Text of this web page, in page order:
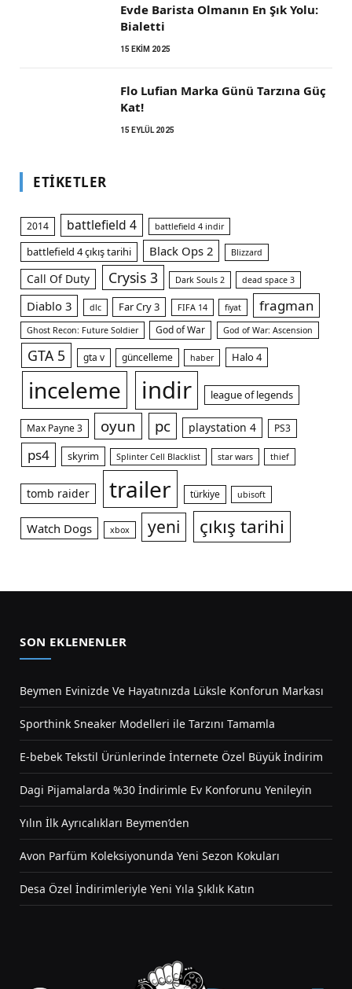
Evde Barista Olmanın En Şık Yolu:
Bialetti
15 EKIM 2025
Flo Lufian Marka Günü Tarzına Güç
Kat!
15 EYLÜL 2025
ETIKETLER
2014 battlefield 4 battlefield 4 indir
battlefield 4 çıkış tarihi Black Ops 2 Blizzard
Call Of Duty Crysis 3 Dark Souls 2 dead space 3
Diablo 3 dlc Far Cry 3 FIFA 14 fiyat fragman
Ghost Recon: Future Soldier God of War God of War: Ascension
GTA 5 gta v güncelleme haber Halo 4
inceleme indir league of legends
Max Payne 3 oyun pc playstation 4 PS3
ps4 skyrim Splinter Cell Blacklist star wars thief
tomb raider trailer türkiye ubisoft
Watch Dogs xbox yeni çıkış tarihi
SON EKLENENLER
Beymen Evinizde Ve Hayatınızda Lüksle Konforun Markası
Sporthink Sneaker Modelleri ile Tarzını Tamamla
E-bebek Tekstil Ürünlerinde İnternete Özel Büyük İndirim
Dagi Pijamalarda %30 İndirimle Ev Konforunu Yenileyin
Yılın İlk Ayrıcalıkları Beymen’den
Avon Parfüm Koleksiyonunda Yeni Sezon Kokuları
Desa Özel İndirimleriyle Yeni Yıla Şıklık Katın